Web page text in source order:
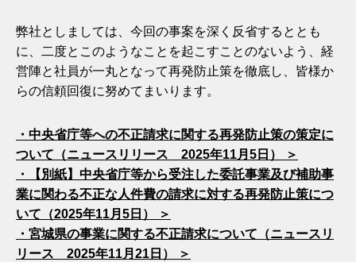
弊社としましては、今回の事案を深く反省するととも
に、二度とこのようなことを起こすことのないよう、経
営陣と社員が一丸となって再発防止策を徹底し、皆様か
らの信頼回復に努めてまいります。
・中央省庁等への不正請求に関する再発防止策の策定に
ついて（ニュースリリース 2025年11月5日） ＞
・【別紙】中央省庁等から受注した委託事業及び補助事
業に関わる不正な人件費の請求に対する再発防止策につ
いて（2025年11月5日） ＞
・宮城県の事業に関する不正請求について（ニュースリ
リース 2025年11月21日） ＞